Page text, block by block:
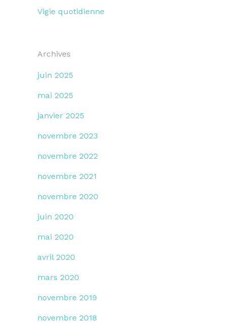
Vigie quotidienne
Archives
juin 2025
mai 2025
janvier 2025
novembre 2023
novembre 2022
novembre 2021
novembre 2020
juin 2020
mai 2020
avril 2020
mars 2020
novembre 2019
novembre 2018